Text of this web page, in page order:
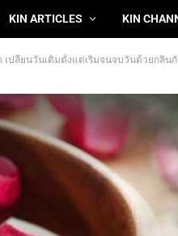
KIN ARTICLES KIN
เปลี่ยนวันเดิมตั้งแต่เริ่มจนจบวันด้วยกลิ่